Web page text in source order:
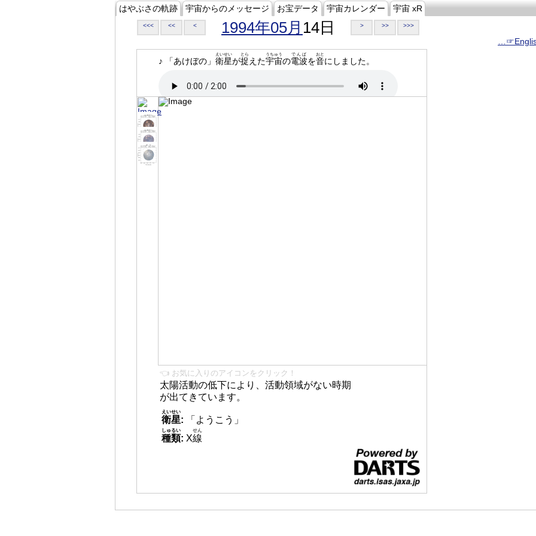
はやぶさの軌跡 宇宙からのメッセージ お宝データ 宇宙カレンダー 宇宙 xR
<<< << < 1994年05月 14日 > >> >>>
♪ 「あけぼの」 衛星
えいせい
が捉
とら
えた宇宙
うちゅう
の電波
でんぱ
を音
おと
にしました。
👈 お気に入りのアイコンをクリック！
太陽活動の低下により、活動領域がない時期
が出てきています。
衛星
えいせい
:
「ようこう」
種類
しゅるい
: X線
せん